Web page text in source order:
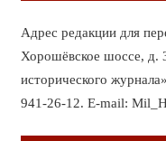
Адрес редакции для
Хорошёвское шоссе, д.
исторического
941-26-12. E-mail: